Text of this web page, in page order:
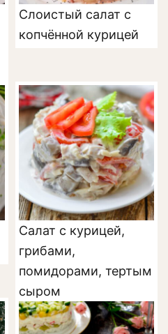
Слоистый салат с
копчённой курицей
Салат с курицей,
грибами,
помидорами, тертым
сыром